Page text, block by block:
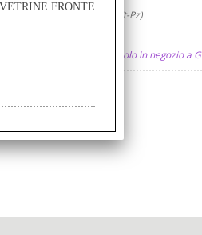
NEGOZIO GRANCIA (0 St-Pz)
Prodotto acquistabile solo in negozio a
FRONTE